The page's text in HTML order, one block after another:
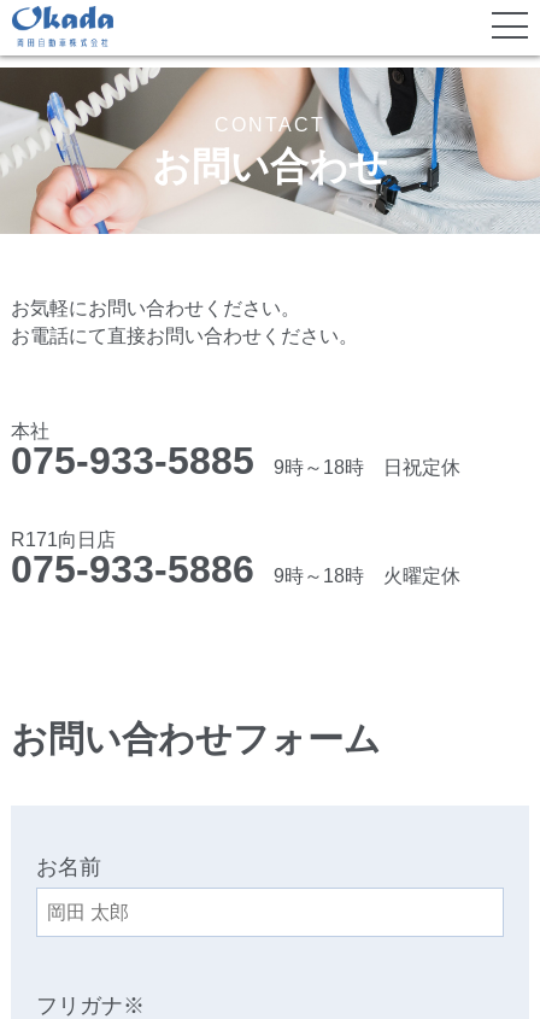
CONTACT
お問い合わせ
お気軽にお問い合わせください。
お電話にて直接お問い合わせください。
本社
075-933-5885 9時～18時 日祝定休
R171向日店
075-933-5886 9時～18時 火曜定休
お問い合わせフォーム
お名前
フリガナ※